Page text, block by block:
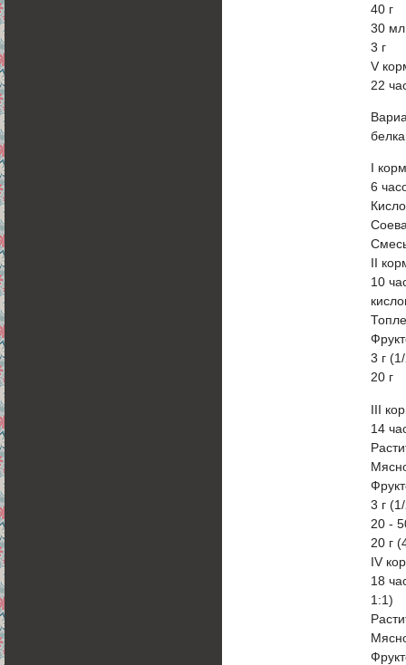
40 г
30 мл
3 г
V
22
I
6
II
10
3 г
20 г
III
14
3 г
20 -
20 г
IV
18
1:1)